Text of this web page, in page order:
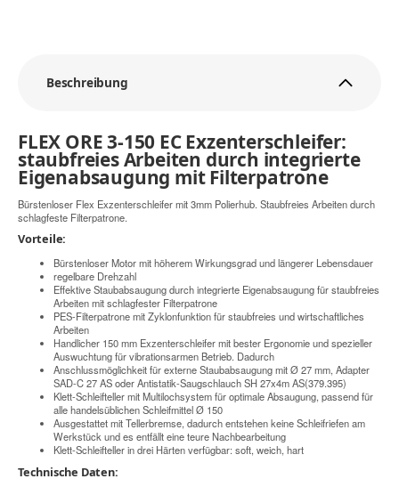
Beschreibung
FLEX ORE 3-150 EC Exzenterschleifer:
staubfreies Arbeiten durch integrierte
Eigenabsaugung mit Filterpatrone
Bürstenloser Flex Exzenterschleifer mit 3mm Polierhub. Staubfreies Arbeiten durch
schlagfeste Filterpatrone.
Vorteile:
Bürstenloser Motor mit höherem Wirkungsgrad und längerer Lebensdauer
regelbare Drehzahl
Effektive Staubabsaugung durch integrierte Eigenabsaugung für staubfreies
Arbeiten mit schlagfester Filterpatrone
PES-Filterpatrone mit Zyklonfunktion für staubfreies und wirtschaftliches
Arbeiten
Handlicher 150 mm Exzenterschleifer mit bester Ergonomie und spezieller
Auswuchtung für vibrationsarmen Betrieb. Dadurch
Anschlussmöglichkeit für externe Staubabsaugung mit Ø 27 mm, Adapter
SAD-C 27 AS oder Antistatik-Saugschlauch SH 27x4m AS(379.395)
Klett-Schleifteller mit Multilochsystem für optimale Absaugung, passend für
alle handelsüblichen Schleifmittel Ø 150
Ausgestattet mit Tellerbremse, dadurch entstehen keine Schleifriefen am
Werkstück und es entfällt eine teure Nachbearbeitung
Klett-Schleifteller in drei Härten verfügbar: soft, weich, hart
Technische Daten: